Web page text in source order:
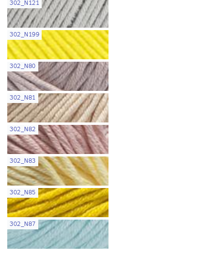
302_N121
302_N199
302_N80
302_N81
302_N82
302_N83
302_N85
302_N87